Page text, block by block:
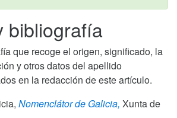
bibliografía
que recoge el origen, significado, la
y otros datos del apellido
en la redacción de este artículo.
Nomenclátor de Galicia, Xunta de